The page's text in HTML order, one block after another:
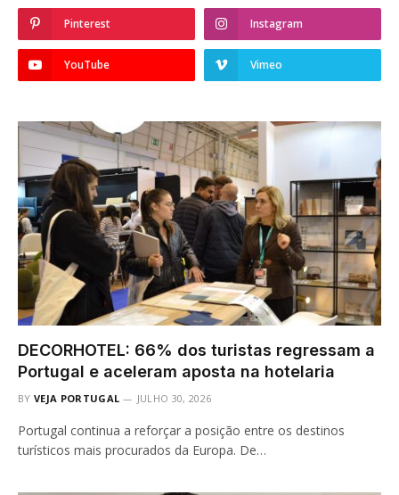
Pinterest Instagram
YouTube Vimeo
DECORHOTEL: 66% dos turistas regressam a
Portugal e aceleram aposta na hotelaria
BY VEJA PORTUGAL JULHO 30, 2026
Portugal continua a reforçar a posição entre os destinos
turísticos mais procurados da Europa. De…